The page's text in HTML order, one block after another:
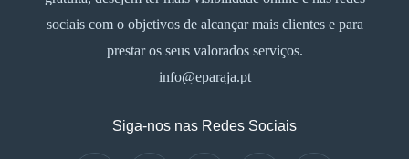
sociais com o objetivos de alcançar mais clientes e para
prestar os seus valorados serviços.
info@eparaja.pt
Siga-nos nas Redes Sociais